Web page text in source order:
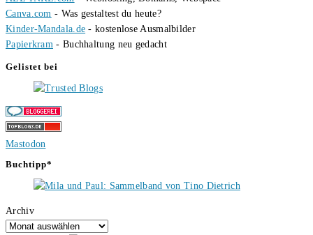
Canva.com - Was gestaltest du heute?
Kinder-Mandala.de - kostenlose Ausmalbilder
Papierkram - Buchhaltung neu gedacht
Gelistet bei
Mastodon
Buchtipp*
Archiv